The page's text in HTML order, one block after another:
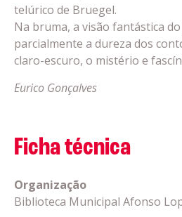
telúrico de Bruegel.
Na bruma, a visão fantástica
parcialmente a dureza dos
claro-escuro, o mistério e
Eurico Gonçalves
Ficha técnica
Organização
Biblioteca Municipal Afonso